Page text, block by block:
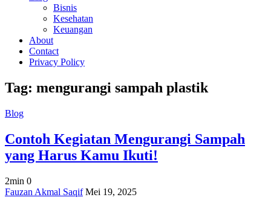
Bisnis
Kesehatan
Keuangan
About
Contact
Privacy Policy
Tag: mengurangi sampah plastik
Blog
Contoh Kegiatan Mengurangi Sampah
yang Harus Kamu Ikuti!
2min 0
on
Fauzan Akmal Saqif Mei 19, 2025